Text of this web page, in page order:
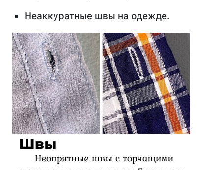
Неаккуратные швы на одежде.